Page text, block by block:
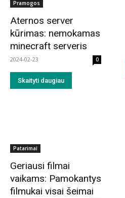
Pramogos
Aternos server
kūrimas: nemokamas
minecraft serveris
2024-02-23 0
Skaityti daugiau
Patarimai
Geriausi filmai
vaikams: Pamokantys
filmukai visai šeimai